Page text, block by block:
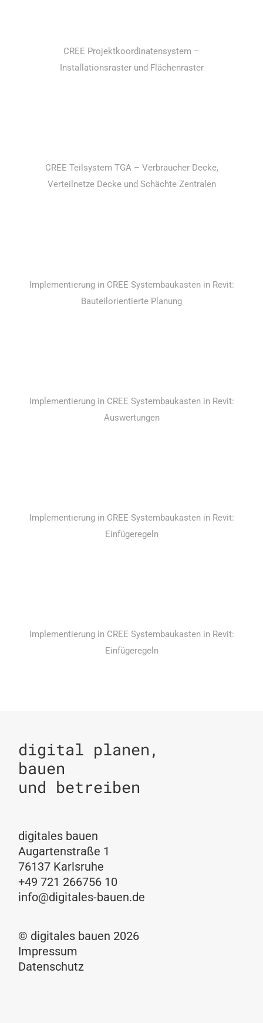
CREE Projektkoordinatensystem –
Installationsraster und Flächenraster
CREE Teilsystem TGA – Verbraucher Decke,
Verteilnetze Decke und Schächte Zentralen
Implementierung in CREE Systembaukasten in Revit:
Bauteilorientierte Planung
Implementierung in CREE Systembaukasten in Revit:
Auswertungen
Implementierung in CREE Systembaukasten in Revit:
Einfügeregeln
Implementierung in CREE Systembaukasten in Revit:
Einfügeregeln
digital planen,
bauen
und betreiben
digitales bauen
Augartenstraße 1
76137 Karlsruhe
+49 721 266756 10
info@digitales-bauen.de
© digitales bauen 2026
Impressum
Datenschutz